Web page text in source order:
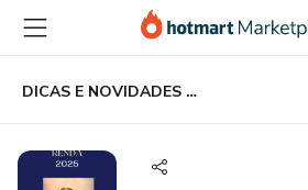
para
conteúdo
principal
para
pagamento
para
rodapé
DICAS E NOVIDADES DO IRPF 2025